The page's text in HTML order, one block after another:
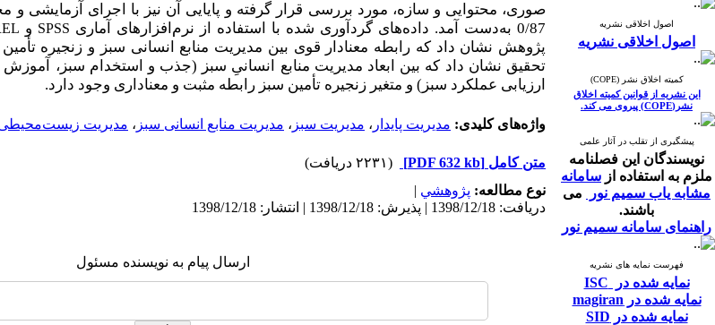
اصول اخلاقی نشریه
اصول اخلاقی نشریه
کمیته اخلاق نشر (COPE)
این نشریه از قوانین کمیته اخلاق
نشر(COPE) پیروی می کند.
پیشگیری از تقلب در آثار علمی
نویسندگان این فصلنامه
ملزم به استفاده از سامانه
مشابه یاب سمیم نور
می
باشند.
راهنمای سامانه سمیم نور
فهرست نمایه های نشریه
نمایه شده در ISC
نمایه شده در magiran
نمایه شده در SID
صوری، محتوایی و سازه، مورد بررسی قرار گرفته و پایایی آن نیز با اجرای آزمایشی و
0/87 به‌دست آمد. داده‌های گردآوری شده با استفاده از نرم‌افزارهای آماری
SPSS و
پژوهش نشان داد که رابطه معنادار قوی بین مدیریت منابع انسانی سبز و زنجیره
تحقیق نشان داد که بین ابعاد مدیریت منابع انسانیِ سبز (جذب و استخدام سبز،
ارزیابی عملکرد سبز) و متغیر زنجیره تأمین سبز رابطه مثبت و معناداری وجود دارد.
واژه‌های کلیدی: مدیریت پایدار ، مدیریت سبز ، مدیریت منابع انسانی سبز ، مدیریت
متن کامل [PDF 632 kb]
(۲۲۳۱ دریافت)
نوع مطالعه: پژوهشي |
دریافت: 1398/12/18 | پذیرش: 1398/12/18 | انتشار: 1398/12/18
ارسال پیام به نویسنده مسئول